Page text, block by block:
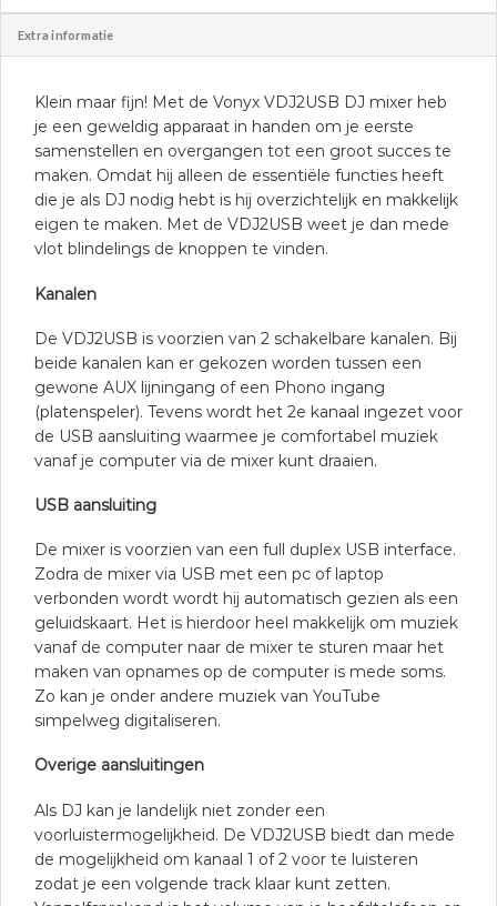
Extra informatie
Klein maar fijn! Met de Vonyx VDJ2USB DJ mixer heb
je een geweldig apparaat in handen om je eerste
samenstellen en overgangen tot een groot succes te
maken. Omdat hij alleen de essentiële functies heeft
die je als DJ nodig hebt is hij overzichtelijk en makkelijk
eigen te maken. Met de VDJ2USB weet je dan mede
vlot blindelings de knoppen te vinden.
Kanalen
De VDJ2USB is voorzien van 2 schakelbare kanalen. Bij
beide kanalen kan er gekozen worden tussen een
gewone AUX lijningang of een Phono ingang
(platenspeler). Tevens wordt het 2e kanaal ingezet voor
de USB aansluiting waarmee je comfortabel muziek
vanaf je computer via de mixer kunt draaien.
USB aansluiting
De mixer is voorzien van een full duplex USB interface.
Zodra de mixer via USB met een pc of laptop
verbonden wordt wordt hij automatisch gezien als een
geluidskaart. Het is hierdoor heel makkelijk om muziek
vanaf de computer naar de mixer te sturen maar het
maken van opnames op de computer is mede soms.
Zo kan je onder andere muziek van YouTube
simpelweg digitaliseren.
Overige aansluitingen
Als DJ kan je landelijk niet zonder een
voorluistermogelijkheid. De VDJ2USB biedt dan mede
de mogelijkheid om kanaal 1 of 2 voor te luisteren
zodat je een volgende track klaar kunt zetten.